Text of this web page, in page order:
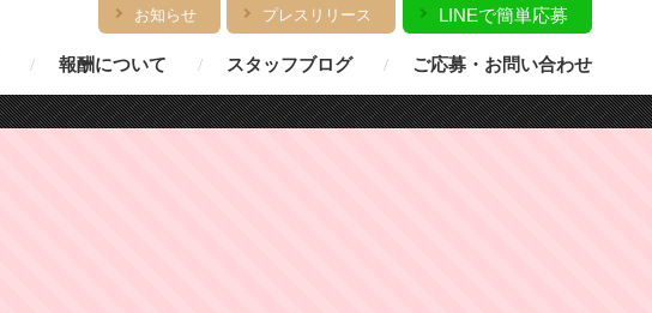
報酬について スタッフブログ ご応募・お問い合わせ
お知らせ プレスリリース LINEで簡単応募